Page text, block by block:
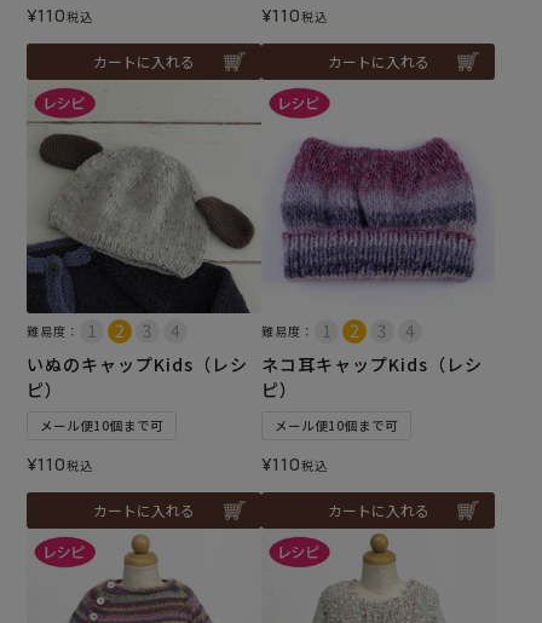
¥110税込
カートに入れる
¥110税込
カートに入れる
難易度：
いぬのキャップKids（レシ
ピ）
メール便10個まで可
¥110税込
カートに入れる
難易度：
ネコ耳キャップKids（レシ
ピ）
メール便10個まで可
¥110税込
カートに入れる